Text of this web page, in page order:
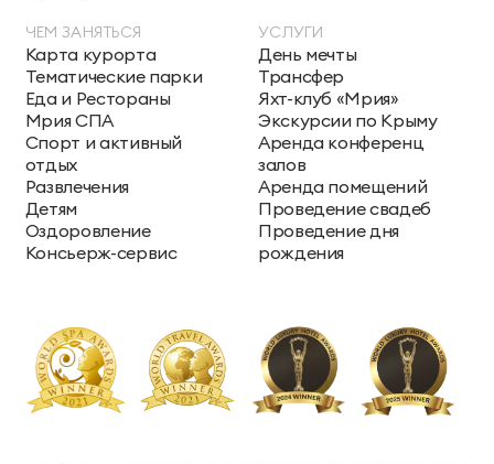
ЧЕМ ЗАНЯТЬСЯ
Карта курорта
Тематические парки
Еда и Рестораны
Мрия СПА
Спорт и активный
отдых
Развлечения
Детям
Оздоровление
Консьерж-сервис
УСЛУГИ
День мечты
Трансфер
Яхт-клуб «Мрия»
Экскурсии по Крыму
Аренда конференц
залов
Аренда помещений
Проведение свадеб
Проведение дня
рождения